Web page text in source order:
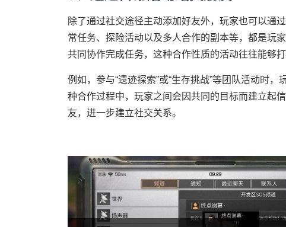
除了通过社交途径主动添加好友外，玩家也可以通
常任务、探险活动以及多人合作的副本等，都是玩
共同协作完成任务，这种合作性质的活动往往能够
例如，参与“遗迹探索”或“生存挑战”等团队活动时
种合作过程中，玩家之间会因共同的目标而建立起
友，进一步建立社交关系。